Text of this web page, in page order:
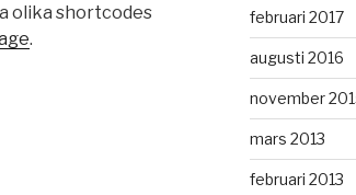
olika shortcodes
.
februari 2017
augusti 2016
november
mars 2013
februari 2013